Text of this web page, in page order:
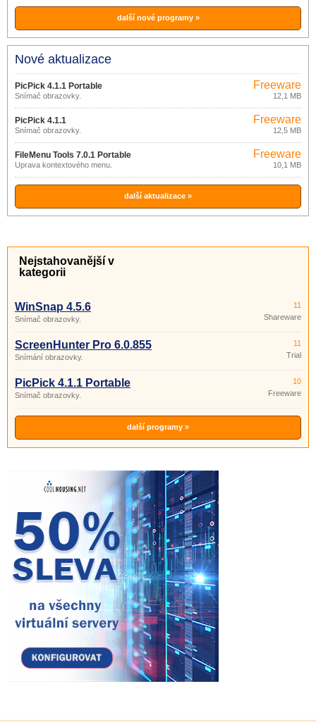
další nové programy »
Nové aktualizace
PicPick 4.1.1 Portable
Snímač obrazovky.
Freeware
12,1 MB
PicPick 4.1.1
Snímač obrazovky.
Freeware
12,5 MB
FileMenu Tools 7.0.1 Portable
Úprava kontextového menu.
Freeware
10,1 MB
další aktualizace »
Nejstahovanější v
kategorii
WinSnap 4.5.6
Snímač obrazovky.
11
Shareware
ScreenHunter Pro 6.0.855
Snímání obrazovky.
11
Trial
PicPick 4.1.1 Portable
Snímač obrazovky.
10
Freeware
další programy »